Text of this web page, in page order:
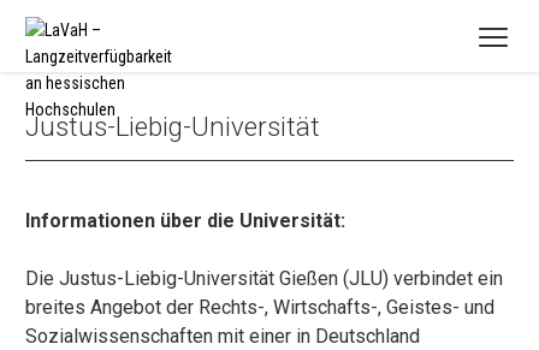
Justus-Liebig-Universität
Informationen über die Universität:
Die Justus-Liebig-Universität Gießen (JLU) verbindet ein
breites Angebot der Rechts-, Wirtschafts-, Geistes- und
Sozialwissenschaften mit einer in Deutschland